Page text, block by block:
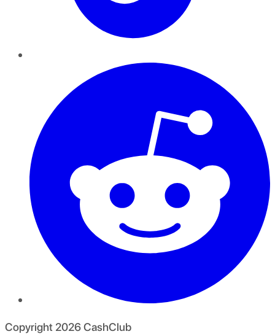
Copyright 2026CashClub